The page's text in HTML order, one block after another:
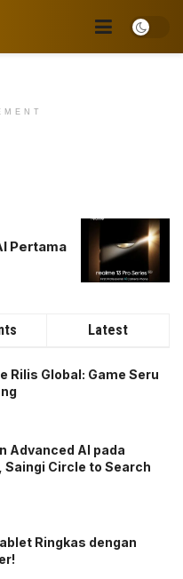
Pertama
Latest
Rilis Global: Game Seru
Advanced AI pada
Saingi Circle to Search
Ringkas dengan